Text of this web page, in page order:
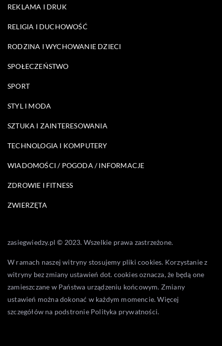
REKLAMA I DRUK
RELIGIA I DUCHOWOŚĆ
RODZINA I WYCHOWANIE DZIECI
SPOŁECZEŃSTWO
SPORT
STYL I MODA
SZTUKA I ZAINTERESOWANIA
TECHNOLOGIA I KOMPUTERY
WIADOMOŚCI / POGODA / INFORMACJE
ZDROWIE I FITNESS
ZWIERZĘTA
zasiegwiedzy.pl © 2023. Wszelkie prawa zastrzeżone.
W ramach naszej witryny stosujemy pliki cookies. Korzystanie z
witryny bez zmiany ustawień dot. cookies oznacza, że będą one
zamieszczane w Państwa urządzeniu końcowym. Zmiany
ustawień można dokonać w każdym momencie. Więcej
szczegółów na podstronie Polityka prywatności.